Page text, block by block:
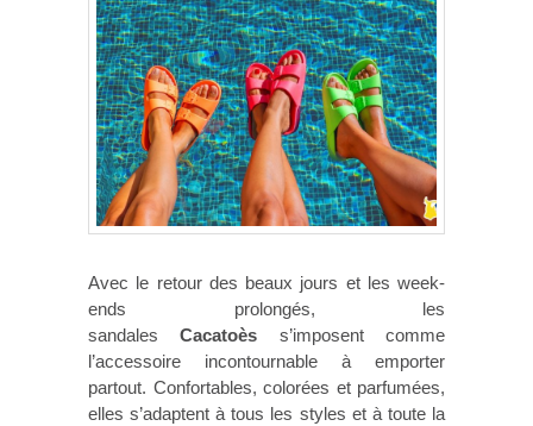
Avec le retour des beaux jours et les week-
ends prolongés, les
sandalesCacatoès s’imposent comme
l’accessoire incontournable à emporter
partout. Confortables, colorées et parfumées,
elles s’adaptent à tous les styles et à toute la